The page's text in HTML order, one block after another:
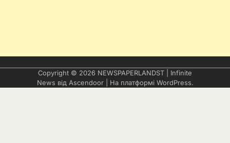
Copyright © 2026 NEWSPAPERLANDST | Infinite
News від Ascendoor| На платформі WordPress.